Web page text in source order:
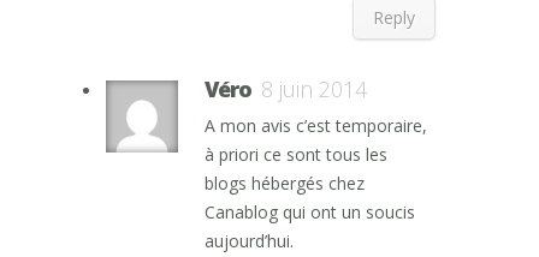
Reply
Véro 8 juin 2014
A mon avis c’est temporaire,
à priori ce sont tous les
blogs hébergés chez
Canablog qui ont un soucis
aujourd’hui.